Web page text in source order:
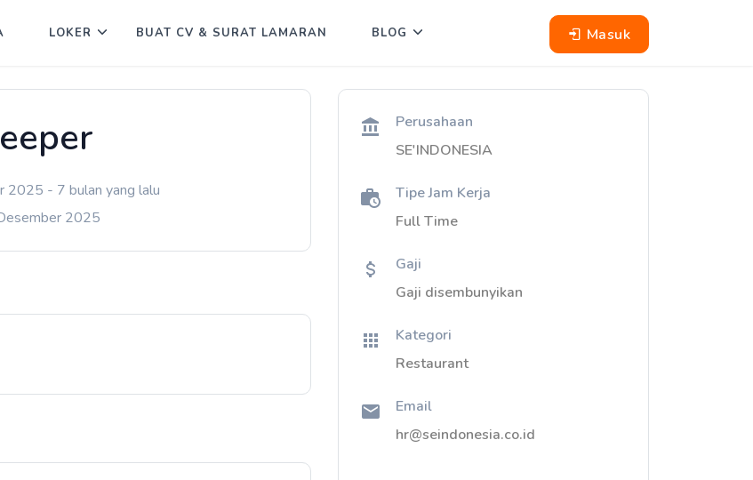
Masuk
LOKER BUAT CV & SURAT LAMARAN BLOG
2025 - 7 bulan yang lalu
2025
Perusahaan
SE'INDONESIA
Tipe Jam Kerja
Full Time
Gaji
Gaji disembunyikan
Kategori
Restaurant
Email
hr@seindonesia.co.id